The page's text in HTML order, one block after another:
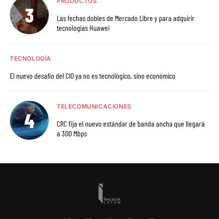
Las fechas dobles de Mercado Libre y para adquirir
tecnologías Huawei
TECNOLOGÍA
El nuevo desafío del CIO ya no es tecnológico, sino económico
TELECOMUNICACIONES
CRC fija el nuevo estándar de banda ancha que llegará
a 300 Mbps